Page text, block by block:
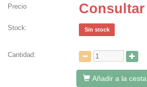
Precio Consultar
Stock: Sin stock
Cantidad:
Añadir a la cesta